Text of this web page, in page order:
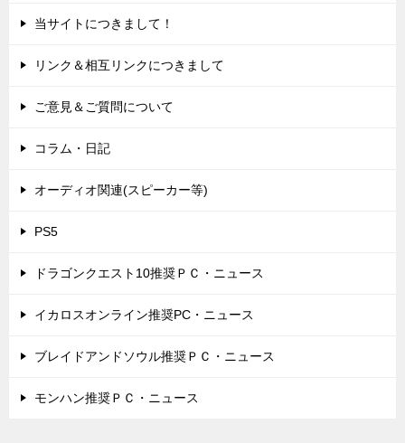
当サイトにつきまして！
リンク＆相互リンクにつきまして
ご意見＆ご質問について
コラム・日記
オーディオ関連(スピーカー等)
PS5
ドラゴンクエスト10推奨ＰＣ・ニュース
イカロスオンライン推奨PC・ニュース
ブレイドアンドソウル推奨ＰＣ・ニュース
モンハン推奨ＰＣ・ニュース